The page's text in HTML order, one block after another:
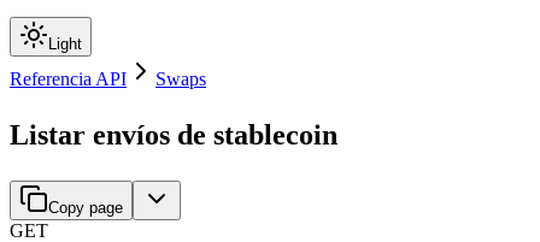
Light
Referencia API Swaps
Listar envíos de stablecoin
Copy page
GET